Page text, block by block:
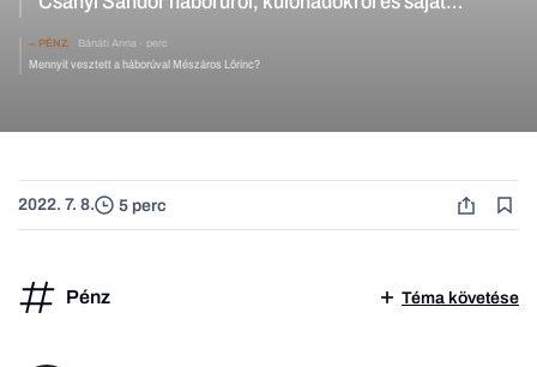
visszavonulásáról
PÉNZ Bánáti Anna perc
Mennyit vesztett a háborúval Mészáros Lőrinc?
2022. 7. 8. 5 perc
Pénz Téma követése